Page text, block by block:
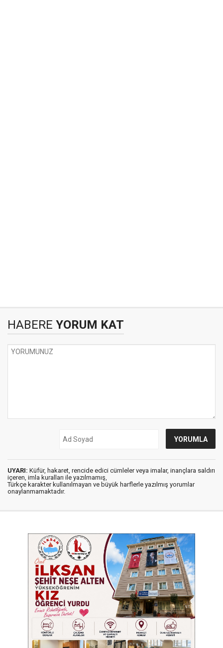
HABERE YORUM KAT
UYARI: Küfür, hakaret, rencide edici cümleler veya imalar, inançlara saldırı
içeren, imla kuralları ile yazılmamış,
Türkçe karakter kullanılmayan ve büyük harflerle yazılmış yorumlar
onaylanmamaktadır.